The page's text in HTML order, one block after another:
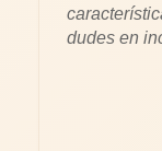
dudes en